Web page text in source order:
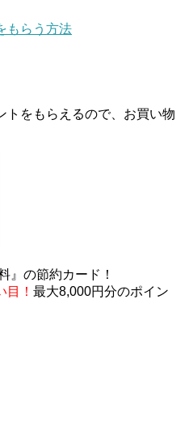
できる「えらべるギフト」がフ
ストップで登場！WAON1%還
Pay追加時のナビダイヤル
法
のデビットカードPoint＋で最大
ンクデビットとどっちが良い？
の点字っている？デメリット3
もらう方法
トをもらえるので、お買い物
』の節約カード！
！ 最大8,000円分のポイン